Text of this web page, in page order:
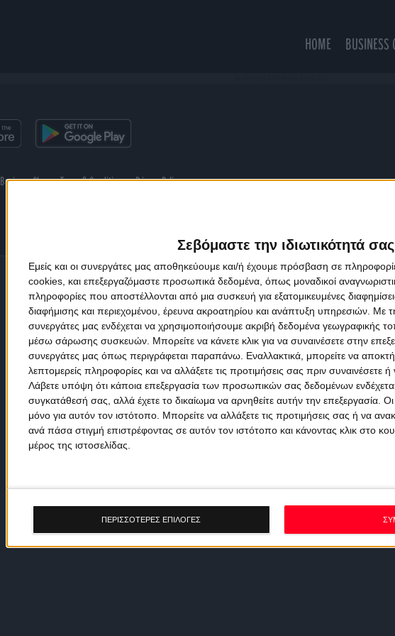
Σεβόμαστε την ιδιωτικότητά σας
Εμείς και οι συνεργάτες μας αποθηκεύουμε και/ή έχουμε πρόσβαση σε
cookies, και επεξεργαζόμαστε προσωπικά δεδομένα, όπως μοναδικοί
πληροφορίες που αποστέλλονται από μια συσκευή για εξατομικευμένες
διαφήμισης και περιεχομένου, έρευνα ακροατηρίου και ανάπτυξη υπηρεσιών. Με
συνεργάτες μας ενδέχεται να χρησιμοποιήσουμε ακριβή δεδομένα γεωγραφικής
μέσω σάρωσης συσκευών. Μπορείτε να κάνετε κλικ για να συναινέσετε στην
συνεργάτες μας όπως περιγράφεται παραπάνω. Εναλλακτικά, μπορείτε να
λεπτομερείς πληροφορίες και να αλλάξετε τις προτιμήσεις σας πριν συναινέσετε ή
Λάβετε υπόψη ότι κάποια επεξεργασία των προσωπικών σας δεδομένων
συγκατάθεσή σας, αλλά έχετε το δικαίωμα να αρνηθείτε αυτήν την επεξεργασία.
μόνο για αυτόν τον ιστότοπο. Μπορείτε να αλλάξετε τις προτιμήσεις σας ή να
ανά πάσα στιγμή επιστρέφοντας σε αυτόν τον ιστότοπο και κάνοντας κλικ στο
μέρος της ιστοσελίδας.
ΠΕΡΙΣΣΟΤΕΡΕΣ ΕΠΙΛΟΓΕΣ
HOME BUSINESS
Business Class Terms & Conditions Privacy Policy